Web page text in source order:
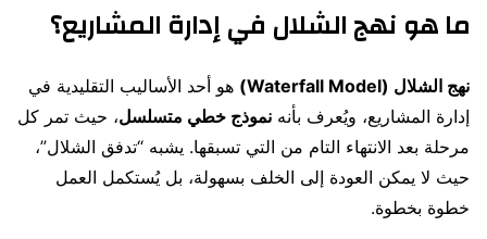
ما هو نهج الشلال في إدارة المشاريع؟
نهج الشلال (Waterfall Model)
هو أحد الأساليب التقليدية في
إدارة المشاريع، ويُعرف بأنه نموذج خطي متسلسل، حيث تمر كل
مرحلة بعد الانتهاء التام من التي تسبقها. يشبه “تدفق الشلال”،
حيث لا يمكن العودة إلى الخلف بسهولة، بل يُستكمل العمل
خطوة بخطوة.